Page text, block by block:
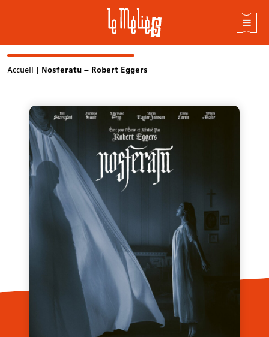
SkipAccueil | Nosferatu – Robert Eggers